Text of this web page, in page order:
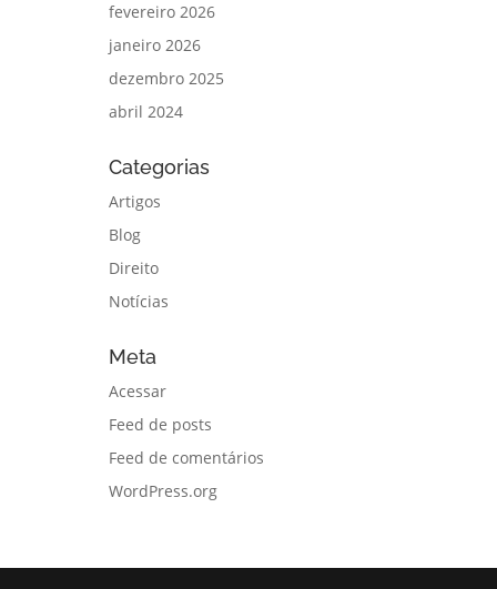
fevereiro 2026
janeiro 2026
dezembro 2025
abril 2024
Categorias
Artigos
Blog
Direito
Notícias
Meta
Acessar
Feed de posts
Feed de comentários
WordPress.org